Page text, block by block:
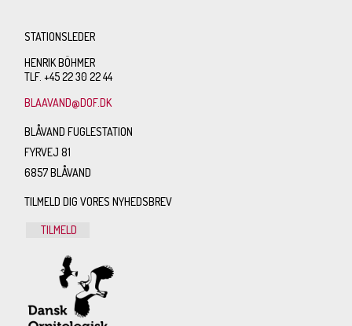
STATIONSLEDER
HENRIK BÖHMER
TLF. +45 22 30 22 44
BLAAVAND@DOF.DK
BLÅVAND FUGLESTATION
FYRVEJ 81
6857 BLÅVAND
TILMELD DIG VORES NYHEDSBREV
TILMELD